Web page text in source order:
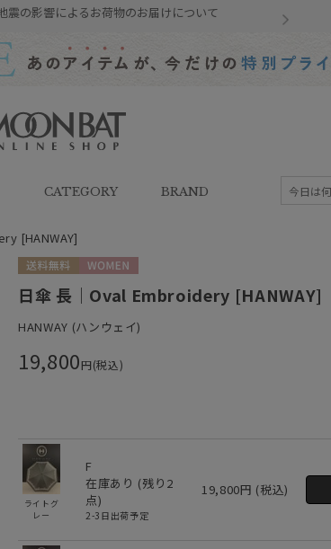
震の影響によるお荷物のお届けについて
ンバットオンラインシ
CATEGORY BRAND
[HANWAY]
日傘 長｜Oval Embroidery [HANWAY]
HANWAY (ハンウェイ)
19,800円(税込)
ライトグ
レー
F
在庫あり (残り 2
点)
2-3日出荷予定
19,800円 (税込)